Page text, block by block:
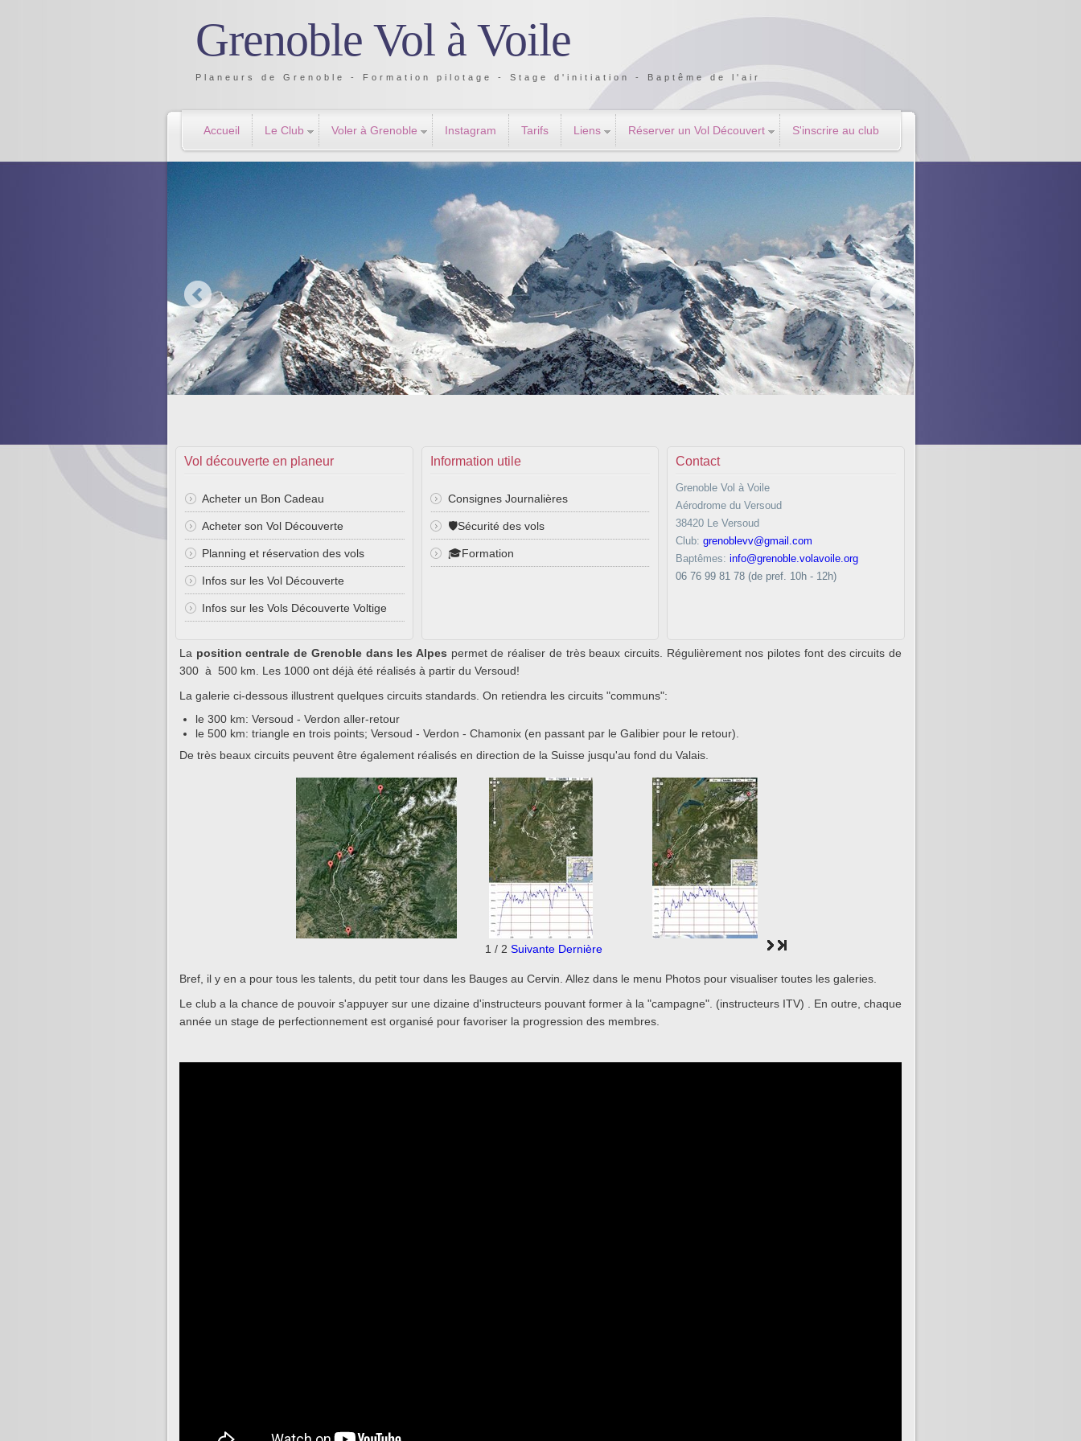
Grenoble Vol à Voile
Planeurs de Grenoble - Formation pilotage - Stage d'initiation - Baptême de l'air
Accueil Le Club Voler à Grenoble Instagram Tarifs Liens Réserver un Vol Découvert S'inscrire au club
Vol découverte en planeur
Acheter un Bon Cadeau
Acheter son Vol Découverte
Planning et réservation des vols
Infos sur les Vol Découverte
Infos sur les Vols Découverte Voltige
Information utile
Consignes Journalières
🛡️Sécurité des vols
🎓Formation
Contact
Grenoble Vol à Voile
Aérodrome du Versoud
38420 Le Versoud
Club:grenoblevv@gmail.com
Baptêmes:info@grenoble.volavoile.org
06 76 99 81 78 (de pref. 10h - 12h)
La position centrale de Grenoble dans les Alpes permet de réaliser de très beaux circuits. Régulièrement nos pilotes font des circuits de
300 à 500 km. Les 1000 ont déjà été réalisés à partir du Versoud!
La galerie ci-dessous illustrent quelques circuits standards. On retiendra les circuits "communs":
le 300 km: Versoud - Verdon aller-retour
le 500 km: triangle en trois points; Versoud - Verdon - Chamonix (en passant par le Galibier pour le retour).
De très beaux circuits peuvent être également réalisés en direction de la Suisse jusqu'au fond du Valais.
1 / 2 Suivante Dernière
Bref, il y en a pour tous les talents, du petit tour dans les Bauges au Cervin. Allez dans le menu Photos pour visualiser toutes les galeries.
Le club a la chance de pouvoir s'appuyer sur une dizaine d'instructeurs pouvant former à la "campagne". (instructeurs ITV) . En outre, chaque
année un stage de perfectionnement est organisé pour favoriser la progression des membres.